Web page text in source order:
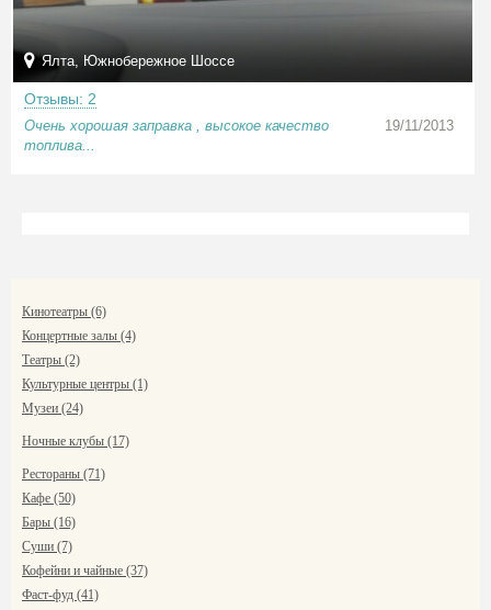
Ялта, Южнобережное Шоссе
Отзывы: 2
Очень хорошая заправка , высокое качество
топлива...
19/11/2013
Кинотеатры (6)
Концертные залы (4)
Театры (2)
Культурные центры (1)
Музеи (24)
Ночные клубы (17)
Рестораны (71)
Кафе (50)
Бары (16)
Суши (7)
Кофейни и чайные (37)
Фаст-фуд (41)